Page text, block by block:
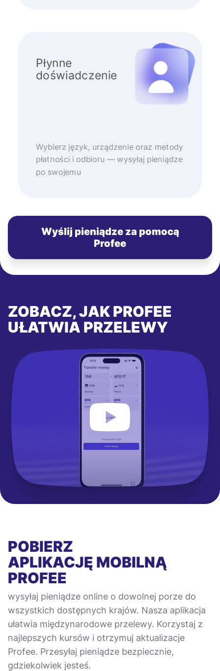
Płynne
doświadczenie
Wybierz język, urządzenie oraz metody
płatności i odbioru — wysyłaj pieniądze
po swojemu
Wyślij pieniądze za pomocą
Profee
ZOBACZ, JAK PROFEE
UŁATWIA PRZELEWY
POBIERZ
APLIKACJĘ MOBILNĄ
PROFEE
wysyłaj pieniądze online o dowolnej porze do
wszystkich dostępnych krajów. Nasza aplikacja
ułatwia międzynarodowe przelewy. Korzystaj z
najlepszych kursów i otrzymuj aktualizacje
Profee. Przesyłaj pieniądze bezpiecznie,
gdziekolwiek jesteś.